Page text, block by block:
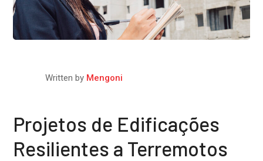
Written by Mengoni
Projetos de Edificações
Resilientes a Terremotos